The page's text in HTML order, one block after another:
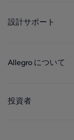
工業
設計サポート
パッケージング
Allegro について
キャリア
投資者